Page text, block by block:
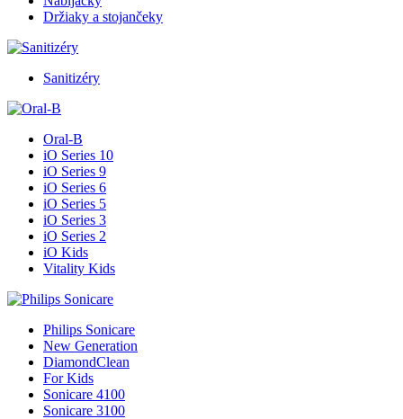
Držiaky a stojančeky
Sanitizéry
Oral-B
iO Series 10
iO Series 9
iO Series 6
iO Series 5
iO Series 3
iO Series 2
iO Kids
Vitality Kids
Philips Sonicare
New Generation
DiamondClean
For Kids
Sonicare 4100
Sonicare 3100